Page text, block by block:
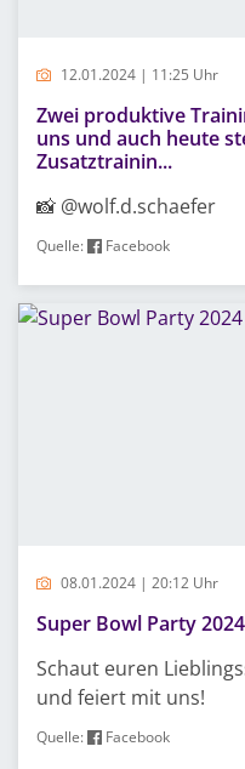
12.01.2024 | 11:25 Uhr
Zwei produktive
uns und auch heute
Zusatztrainin...
📸 @wolf.d.schaefer
Quelle: Facebook
08.01.2024 | 20:12 Uhr
Super Bowl Party 2024
Schaut euren
und feiert mit uns!
Quelle: Facebook